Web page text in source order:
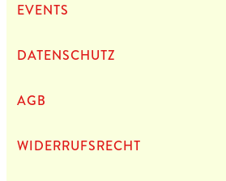
EVENTS
DATEN­SCHUTZ
AGB
WIDERRUFSRECHT